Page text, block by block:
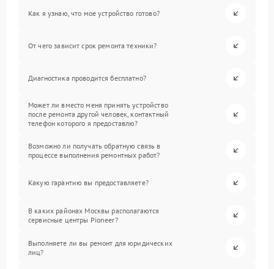
Как я узнаю, что мое устройство готово?
От чего зависит срок ремонта техники?
Диагностика проводится бесплатно?
Может ли вместо меня принять устройство
после ремонта другой человек, контактный
телефон которого я предоставлю?
Возможно ли получать обратную связь в
процессе выполнения ремонтных работ?
Какую гарантию вы предоставляете?
В каких районах Москвы располагаются
сервисные центры Pioneer?
Выполняете ли вы ремонт для юридических
лиц?